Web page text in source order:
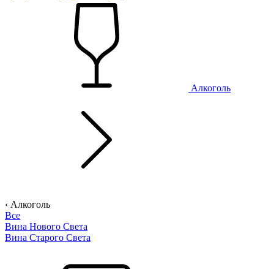
Алкоголь
‹ Алкоголь
Все
Вина Нового Света
Вина Старого Света